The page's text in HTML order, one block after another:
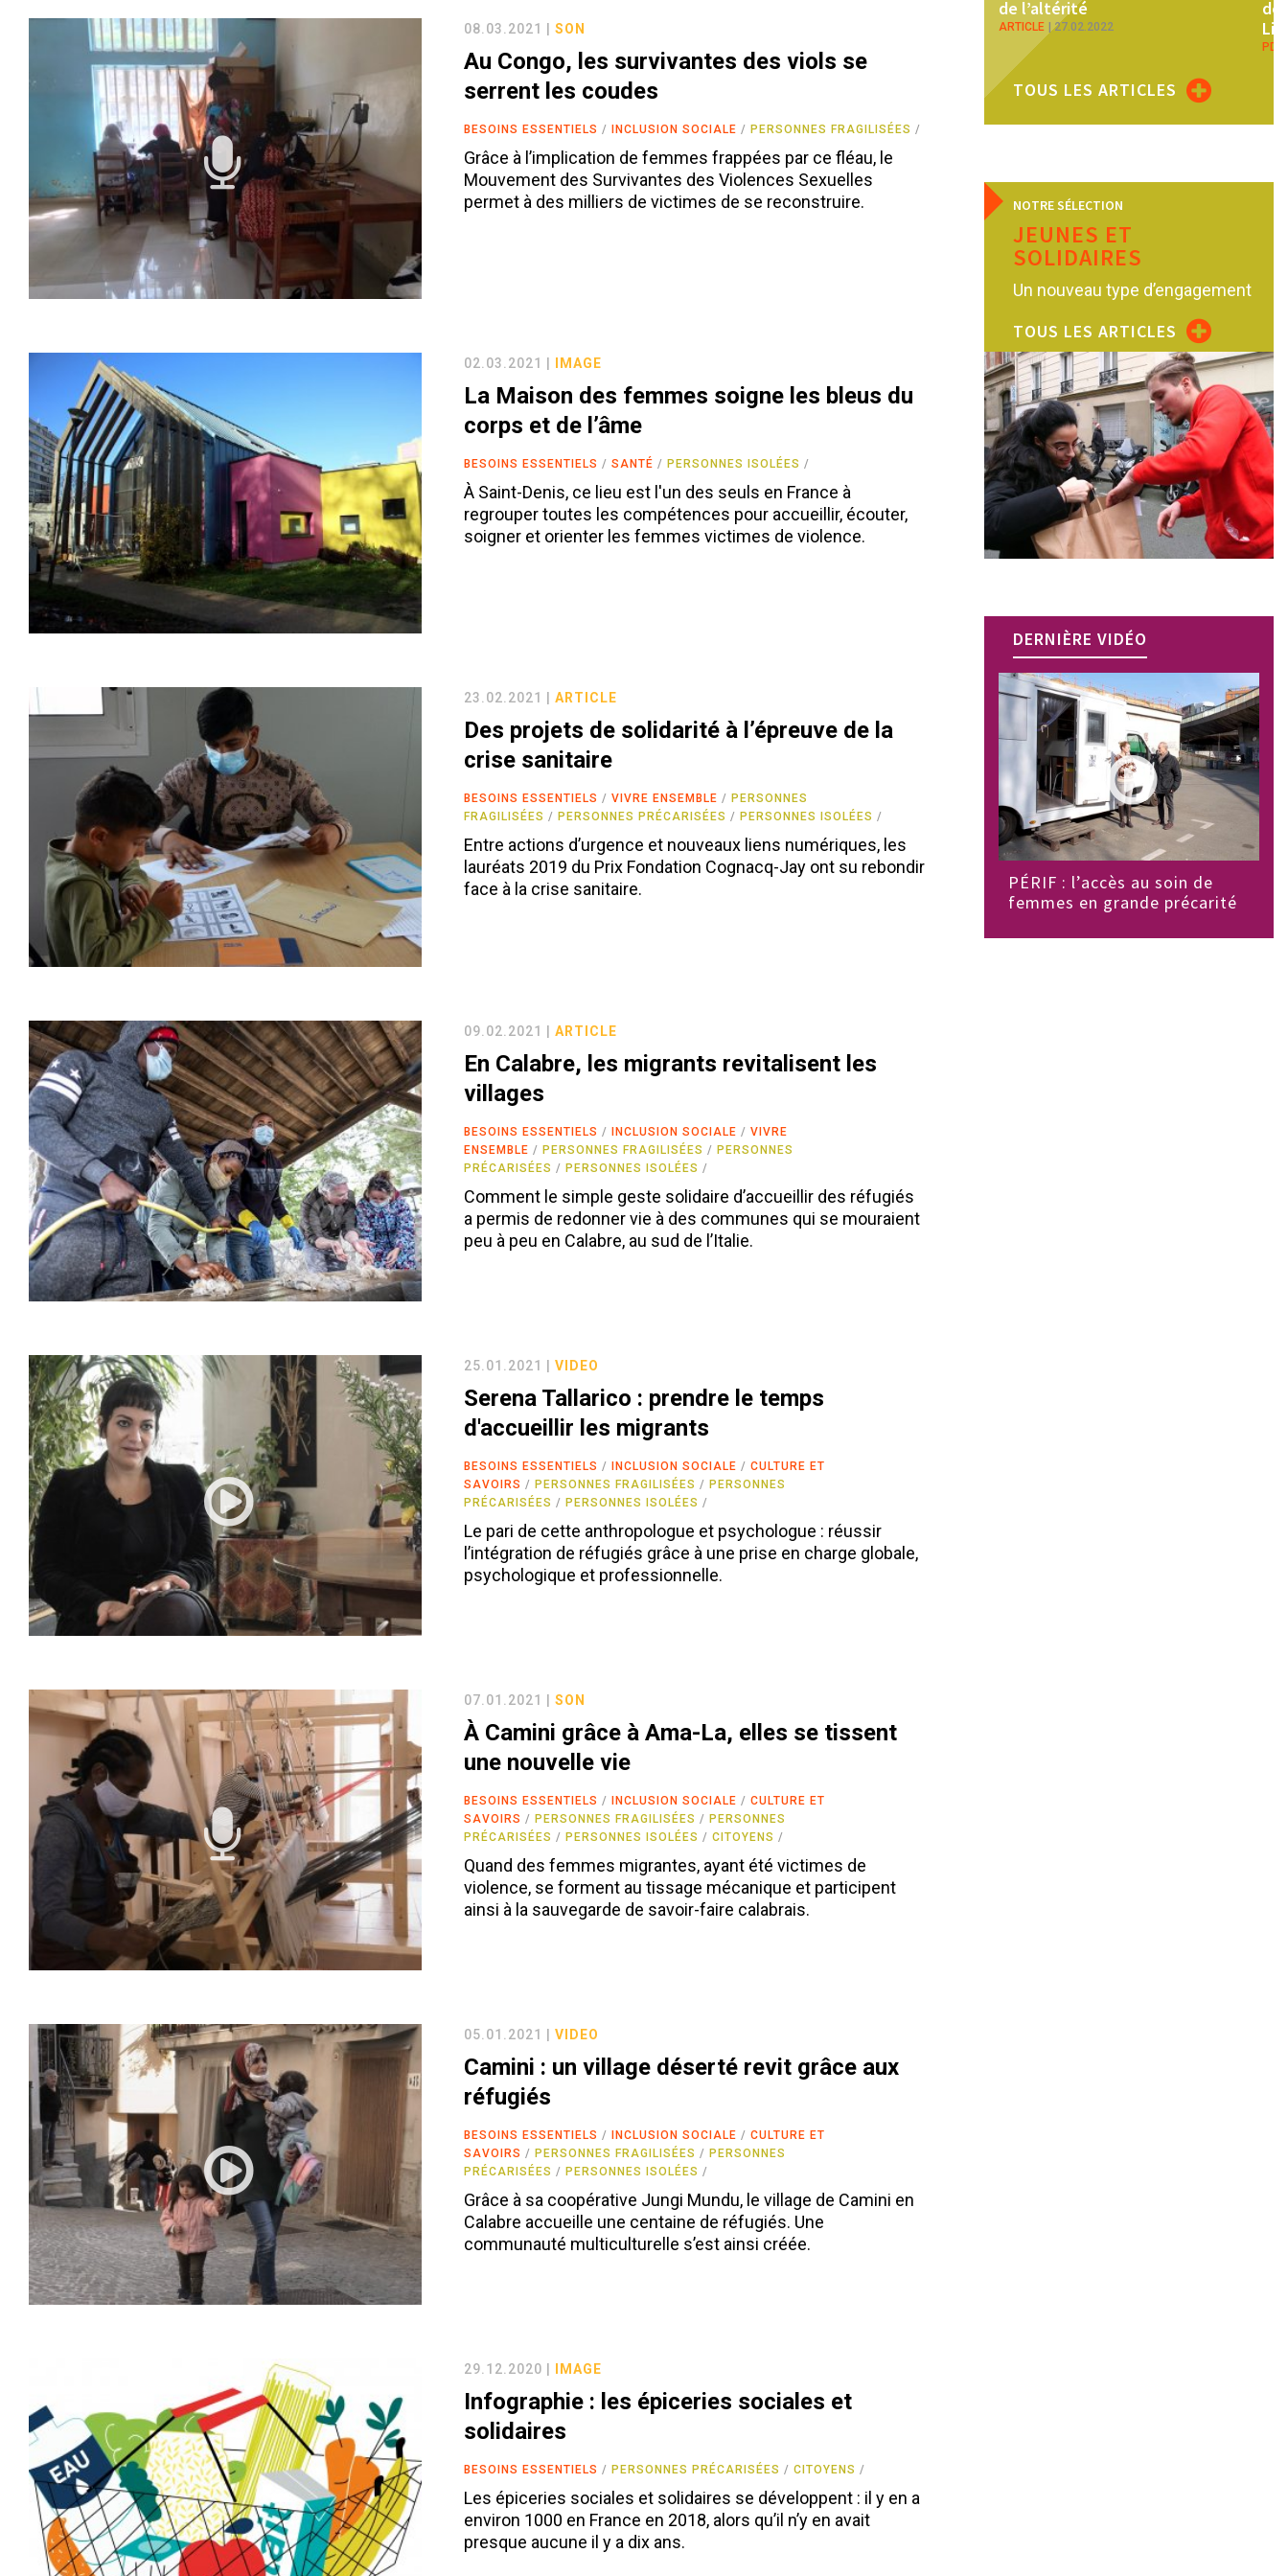
08.03.2021 |SON
Au Congo, les survivantes des viols se
serrent les coudes
BESOINS ESSENTIELS INCLUSION SOCIALE PERSONNES FRAGILISÉES
Grâce à l’implication de femmes frappées par ce fléau, le
Mouvement des Survivantes des Violences Sexuelles
permet à des milliers de victimes de se reconstruire.
02.03.2021 | IMAGE
La Maison des femmes soigne les bleus du
corps et de l’âme
BESOINS ESSENTIELS SANTÉ PERSONNES ISOLÉES
À Saint-Denis, ce lieu est l'un des seuls en France à
regrouper toutes les compétences pour accueillir, écouter,
soigner et orienter les femmes victimes de violence.
23.02.2021 |ARTICLE
Des projets de solidarité à l’épreuve de la
crise sanitaire
BESOINS ESSENTIELS VIVRE ENSEMBLE
PERSONNES
FRAGILISÉES
PERSONNES PRÉCARISÉES PERSONNES ISOLÉES
Entre actions d’urgence et nouveaux liens numériques, les
lauréats 2019 du Prix Fondation Cognacq-Jay ont su rebondir
face à la crise sanitaire.
09.02.2021 |ARTICLE
En Calabre, les migrants revitalisent les
villages
BESOINS ESSENTIELS INCLUSION SOCIALE
VIVRE
ENSEMBLE
PERSONNES FRAGILISÉES
PERSONNES
PRÉCARISÉES
PERSONNES ISOLÉES
Comment le simple geste solidaire d’accueillir des réfugiés
a permis de redonner vie à des communes qui se mouraient
peu à peu en Calabre, au sud de l’Italie.
25.01.2021 |VIDEO
Serena Tallarico : prendre le temps
d'accueillir les migrants
BESOINS ESSENTIELS INCLUSION SOCIALE
CULTURE ET
SAVOIRS
PERSONNES FRAGILISÉES
PERSONNES
PRÉCARISÉES
PERSONNES ISOLÉES
Le pari de cette anthropologue et psychologue : réussir
l’intégration de réfugiés grâce à une prise en charge globale,
psychologique et professionnelle.
07.01.2021 |SON
À Camini grâce à Ama-La, elles se tissent
une nouvelle vie
BESOINS ESSENTIELS INCLUSION SOCIALE
CULTURE ET
SAVOIRS
PERSONNES FRAGILISÉES
PERSONNES
PRÉCARISÉES
PERSONNES ISOLÉES CITOYENS
Quand des femmes migrantes, ayant été victimes de
violence, se forment au tissage mécanique et participent
ainsi à la sauvegarde de savoir-faire calabrais.
05.01.2021 |VIDEO
Camini : un village déserté revit grâce aux
réfugiés
BESOINS ESSENTIELS INCLUSION SOCIALE
CULTURE ET
SAVOIRS
PERSONNES FRAGILISÉES
PERSONNES
PRÉCARISÉES
PERSONNES ISOLÉES
Grâce à sa coopérative Jungi Mundu, le village de Camini en
Calabre accueille une centaine de réfugiés. Une
communauté multiculturelle s’est ainsi créée.
29.12.2020 | IMAGE
Infographie : les épiceries sociales et
solidaires
BESOINS ESSENTIELS PERSONNES PRÉCARISÉES CITOYENS
Les épiceries sociales et solidaires se développent : il y en a
environ 1000 en France en 2018, alors qu’il n’y en avait
presque aucune il y a dix ans.
de l’altérité
ARTICLE 27.02.2022
de
Li-
PDF
TOUS LES ARTICLES
NOTRE SÉLECTION
JEUNES ET
SOLIDAIRES
Un nouveau type d’engagement
TOUS LES ARTICLES
DERNIÈRE VIDÉO
PÉRIF : l’accès au soin de
femmes en grande précarité